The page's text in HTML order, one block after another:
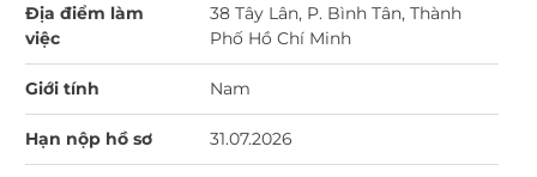
Địa điểm làm
việc
38 Tây Lân, P. Bình Tân, Thành
Phố Hồ Chí Minh
Giới tính Nam
Hạn nộp hồ sơ 31.07.2026